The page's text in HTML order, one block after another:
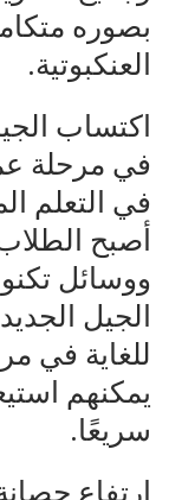
بصوره
العنكبوتية.
اكتساب
في مرحلة
في التعلم
أصبح
ووسائل
الجيل
للغاية في
يمكنهم
سريعًا.
ارتفاع